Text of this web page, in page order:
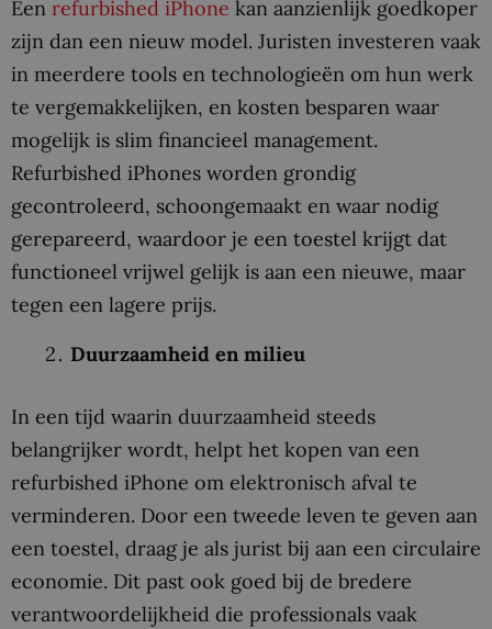
Een refurbished iPhone kan aanzienlijk goedkoper
zijn dan een nieuw model. Juristen investeren vaak
in meerdere tools en technologieën om hun werk
te vergemakkelijken, en kosten besparen waar
mogelijk is slim financieel management.
Refurbished iPhones worden grondig
gecontroleerd, schoongemaakt en waar nodig
gerepareerd, waardoor je een toestel krijgt dat
functioneel vrijwel gelijk is aan een nieuwe, maar
tegen een lagere prijs.
Duurzaamheid en milieu
In een tijd waarin duurzaamheid steeds
belangrijker wordt, helpt het kopen van een
refurbished iPhone om elektronisch afval te
verminderen. Door een tweede leven te geven aan
een toestel, draag je als jurist bij aan een circulaire
economie. Dit past ook goed bij de bredere
verantwoordelijkheid die professionals vaak